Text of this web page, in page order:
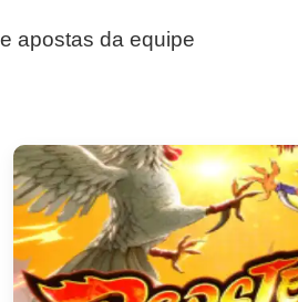
apostas da equipe